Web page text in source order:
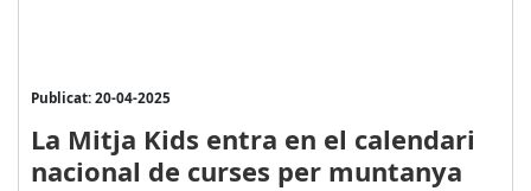
Publicat: 20-04-2025
La Mitja Kids entra en el calendari
nacional de curses per muntanya